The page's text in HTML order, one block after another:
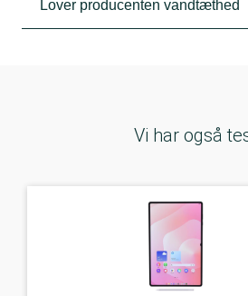
Lover producenten vandtæthed
Vi har også